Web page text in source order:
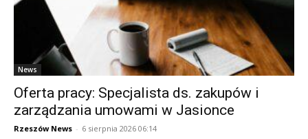
News
Oferta pracy: Specjalista ds. zakupów i
zarządzania umowami w Jasionce
Rzeszów News - 6 sierpnia 2026 06:14